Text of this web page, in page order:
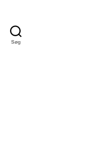
Søg